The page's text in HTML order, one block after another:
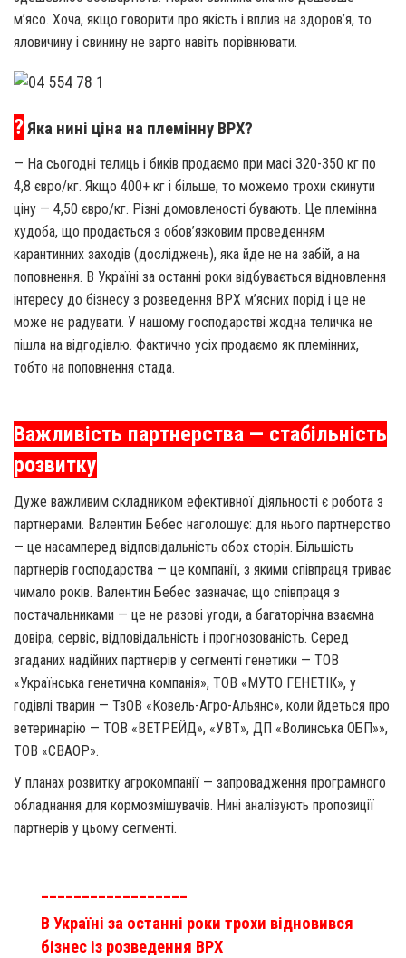
м’ясо. Хоча, якщо говорити про якість і вплив на здоров’я, то
яловичину і свинину не варто навіть порівнювати.
?Яка нині ціна на племінну ВРХ?
— На сьогодні телиць і биків продаємо при масі 320-350 кг по
4,8 євро/кг. Якщо 400+ кг і більше, то можемо трохи скинути
ціну — 4,50 євро/кг. Різні домовленості бувають. Це племінна
худоба, що продається з обов’язковим проведенням
карантинних заходів (досліджень), яка йде не на забій, а на
поповнення. В Україні за останні роки відбувається відновлення
інтересу до бізнесу з розведення ВРХ м’ясних порід і це не
може не радувати. У нашому господарстві жодна теличка не
пішла на відгодівлю. Фактично усіх продаємо як племінних,
тобто на поповнення стада.
Важливість партнерства — стабільність
розвитку
Дуже важливим складником ефективної діяльності є робота з
партнерами. Валентин Бебес наголошує: для нього партнерство
— це насамперед відповідальність обох сторін. Більшість
партнерів господарства — це компанії, з якими співпраця триває
чимало років. Валентин Бебес зазначає, що співпраця з
постачальниками — це не разові угоди, а багаторічна взаємна
довіра, сервіс, відповідальність і прогнозованість. Серед
згаданих надійних партнерів у сегменті генетики — ТОВ
«Українська генетична компанія», ТОВ «МУТО ГЕНЕТІК», у
годівлі тварин — ТзОВ «Ковель-Агро-Альянс», коли йдеться про
ветеринарію — ТОВ «ВЕТРЕЙД», «УВТ», ДП «Волинська ОБП»»,
ТОВ «СВАОР».
У планах розвитку агрокомпанії — запровадження програмного
обладнання для кормозмішувачів. Нині аналізують пропозиції
партнерів у цьому сегменті.
__________________
В Україні за останні роки трохи відновився
бізнес із розведення ВРХ